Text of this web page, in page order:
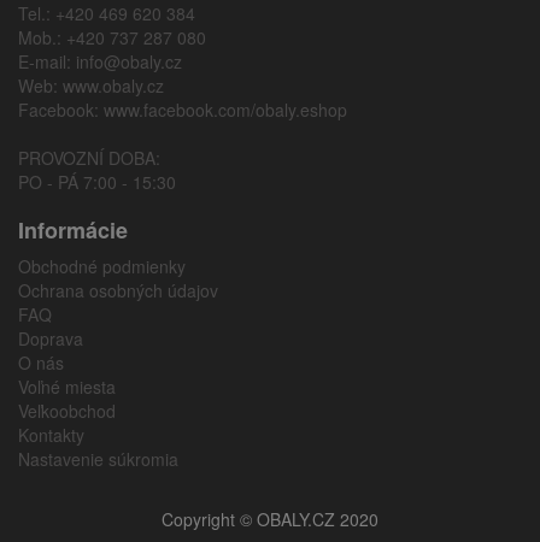
Tel.: +420 469 620 384
Mob.: +420 737 287 080
E-mail: info@obaly.cz
Web: www.obaly.cz
Facebook: www.facebook.com/obaly.eshop
PROVOZNÍ DOBA:
PO - PÁ 7:00 - 15:30
Informácie
Obchodné podmienky
Ochrana osobných údajov
FAQ
Doprava
O nás
Voľné miesta
Veľkoobchod
Kontakty
Nastavenie súkromia
Copyright © OBALY.CZ 2020